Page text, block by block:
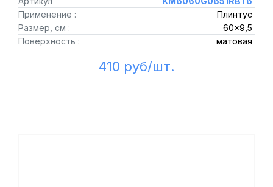
Применение :
Плинтус
Размер, см :
60x9,5
Поверхность :
матовая
410 руб/шт.